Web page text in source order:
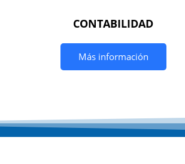
CONTABILIDAD
Más información